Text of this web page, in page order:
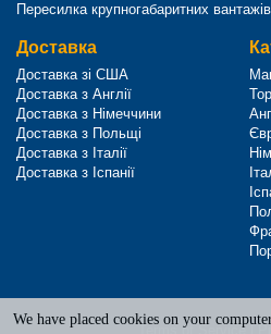
Пересилка крупногабаритних
Доставка
Доставка зі США
Доставка з Англії
Доставка з Німеччини
Доставка з Польщі
Доставка з Італії
Доставка з Іспанії
Terms of Service
We have placed cookies on your